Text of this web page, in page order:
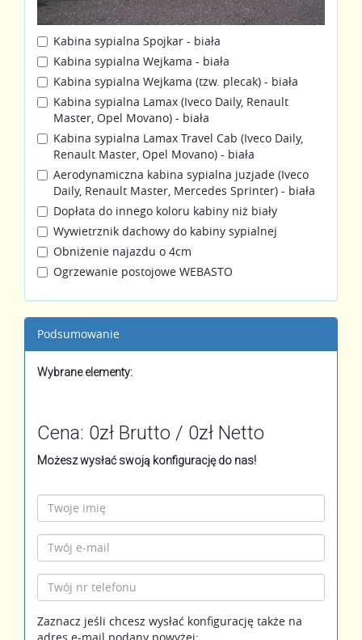
Kabina sypialna Spojkar - biała
Kabina sypialna Wejkama - biała
Kabina sypialna Wejkama (tzw. plecak) - biała
Kabina sypialna Lamax (Iveco Daily, Renault
Master, Opel Movano) - biała
Kabina sypialna Lamax Travel Cab (Iveco Daily,
Renault Master, Opel Movano) - biała
Aerodynamiczna kabina sypialna juzjade (Iveco
Daily, Renault Master, Mercedes Sprinter) - biała
Dopłata do innego koloru kabiny niż biały
Wywietrznik dachowy do kabiny sypialnej
Obniżenie najazdu o 4cm
Ogrzewanie postojowe WEBASTO
Podsumowanie
Wybrane elementy:
Cena: 0zł Brutto / 0zł Netto
Możesz wysłaćswoją konfigurację do nas!
Zaznacz jeśli chcesz wysłać konfigurację także na